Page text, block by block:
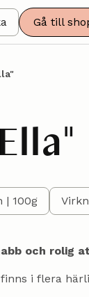
Gå till
| 100g
och rolig
i flera